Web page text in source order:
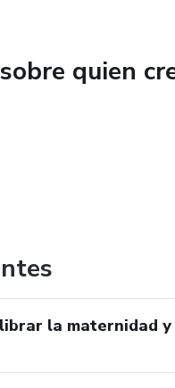
quien
la maternidad